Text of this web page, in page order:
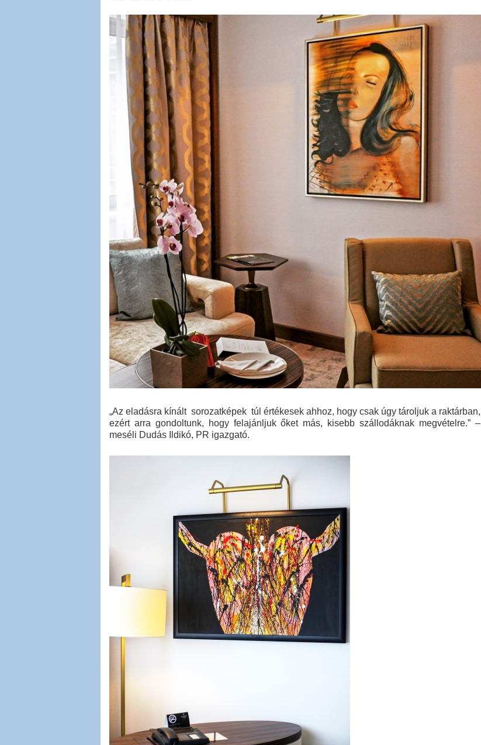
„Az eladásra kínált sorozatképek túl értékesek ahhoz, hogy csak úgy tároljuk a raktárban,
ezért arra gondoltunk, hogy felajánljuk őket más, kisebb szállodáknak megvételre.” –
meséli Dudás Ildikó, PR igazgató.